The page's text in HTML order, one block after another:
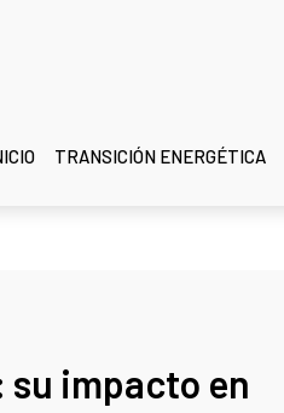
TRANSICIÓN ENERGÉTICA
su impacto en